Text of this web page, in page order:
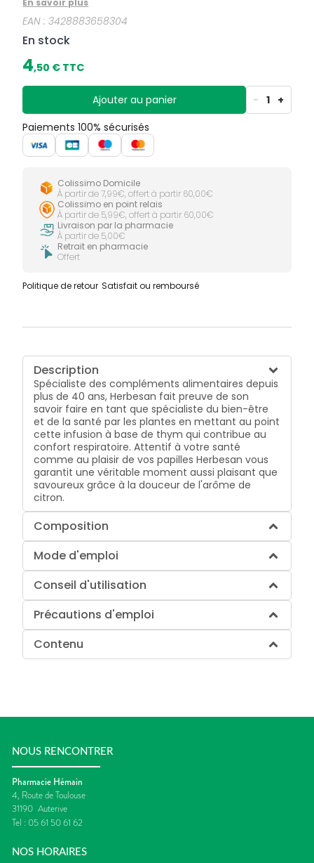
infusion à base de thym qui contribue au confort
respiratoire. Attentif à votre santé comme au plaisir
de vos papilles Herbesan vous garantit une véritable
moment aussi plaisant que savoureux grâce à la
douceur de l'arôme de citron.
En savoir plus
EAN :3428883658304
En stock
4,50 € TTC
Ajouter au panier - 1 +
Paiements 100% sécurisés
Colissimo Domicile
À partir de 7,99€, offert à partir 60,00€
Colissimo en point relais
À partir de 5,99€, offert à partir 60,00€
Livraison par la pharmacie
À partir de 5,00€
Retrait en pharmacie
Offert
Politique de retour Satisfait ou remboursé
Description
Spécialiste des compléments alimentaires depuis
plus de 40 ans, Herbesan fait preuve de son
savoir faire en tant que spécialiste du bien-être
et de la santé par les plantes en mettant au point
cette infusion à base de thym qui contribue au
confort respiratoire. Attentif à votre santé
comme au plaisir de vos papilles Herbesan vous
garantit une véritable moment aussi plaisant que
savoureux grâce à la douceur de l'arôme de
citron.
Composition
Mode d'emploi
Conseil d'utilisation
Précautions d'emploi
Contenu
NOUS RENCONTRER
Pharmacie Hémain
4, Route de Toulouse
31190 Auterive
Tel : 05 61 50 61 62
NOS HORAIRES